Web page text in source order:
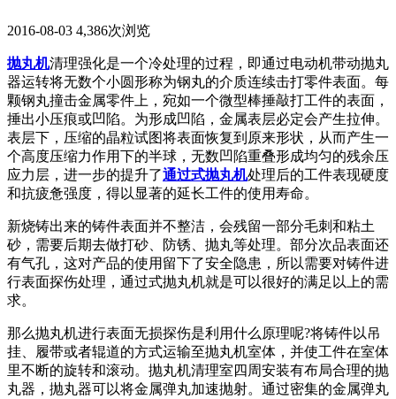
2016-08-03 4,386次浏览
抛丸机清理强化是一个冷处理的过程，即通过电动机带动抛丸
器运转将无数个小圆形称为钢丸的介质连续击打零件表面。每
颗钢丸撞击金属零件上，宛如一个微型棒捶敲打工件的表面，
捶出小压痕或凹陷。为形成凹陷，金属表层必定会产生拉伸。
表层下，压缩的晶粒试图将表面恢复到原来形状，从而产生一
个高度压缩力作用下的半球，无数凹陷重叠形成均匀的残余压
应力层，进一步的提升了通过式抛丸机处理后的工件表现硬度
和抗疲惫强度，得以显著的延长工件的使用寿命。
新烧铸出来的铸件表面并不整洁，会残留一部分毛刺和粘土
砂，需要后期去做打砂、防锈、抛丸等处理。部分次品表面还
有气孔，这对产品的使用留下了安全隐患，所以需要对铸件进
行表面探伤处理，通过式抛丸机就是可以很好的满足以上的需
求。
那么抛丸机进行表面无损探伤是利用什么原理呢?将铸件以吊
挂、履带或者辊道的方式运输至抛丸机室体，并使工件在室体
里不断的旋转和滚动。抛丸机清理室四周安装有布局合理的抛
丸器，抛丸器可以将金属弹丸加速抛射。通过密集的金属弹丸